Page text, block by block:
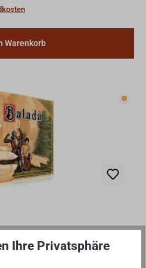
Warenkorb
zu erlernendes Flip-and-
Ihre Privatsphäre